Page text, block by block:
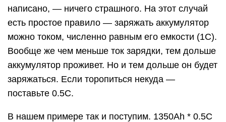
написано, — ничего страшного. На этот случай
есть простое правило — заряжать аккумулятор
можно током, численно равным его емкости (1C).
Вообще же чем меньше ток зарядки, тем дольше
аккумулятор проживет. Но и тем дольше он будет
заряжаться. Если торопиться некуда —
поставьте 0.5С.
В нашем примере так и поступим. 1350Ah * 0.5С